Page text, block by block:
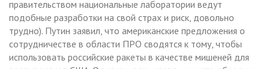
правительством национальные лаборатории ведут
подобные разработки на свой страх и риск, довольно
трудно). Путин заявил, что американские предложения о
сотрудничестве в области ПРО сводятся к тому, чтобы
использовать российские ракеты в качестве мишеней для